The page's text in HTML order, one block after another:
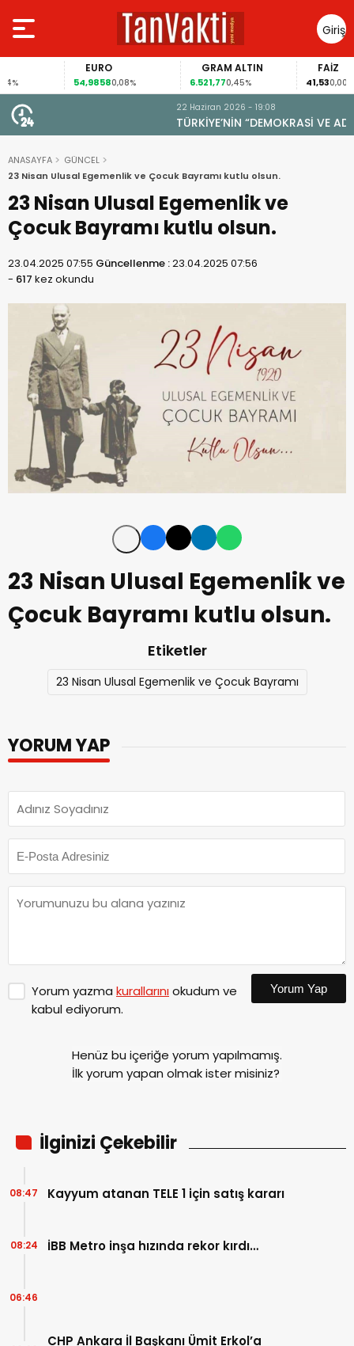
Giriş
Yap
EURO
54,98580,08%
GRAM ALTIN
6.521,770,45%
FAİZ
0,00%
TÜRKİYE’NİN “DEMOKRASİ VE ADALET SORUNU”
ANASAYFA
GÜNCEL
23 Nisan Ulusal Egemenlik ve Çocuk Bayramı kutlu olsun.
23 Nisan Ulusal Egemenlik ve
Çocuk Bayramı kutlu olsun.
23.04.2025 07:55 Güncellenme :23.04.2025 07:56
- 617 kez okundu
23 Nisan Ulusal Egemenlik ve
Çocuk Bayramı kutlu olsun.
Etiketler
23 Nisan Ulusal Egemenlik ve Çocuk Bayramı
YORUM YAP
Yorum yazma kurallarınıokudum ve
kabul ediyorum.
Yorum Yap
Henüz bu içeriğe yorum yapılmamış.
İlk yorum yapan olmak ister misiniz?
İlginizi Çekebilir
Kayyum atanan TELE 1 için satış kararı
08:47
İBB Metro inşa hızında rekor kırdı…
08:24
06:46
CHP Ankara İl Başkanı Ümit Erkol’a